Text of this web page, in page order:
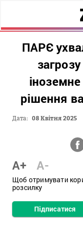
ПАРЄ
рішення
Дата: 08 Квітня 2025
A+ A-
Щоб отримувати
розсилку
Підписатися